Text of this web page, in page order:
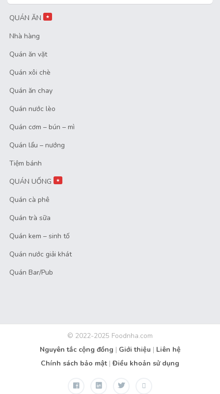
QUÁN ĂN ★
Nhà hàng
Quán ăn vặt
Quán xôi chè
Quán ăn chay
Quán nước lèo
Quán cơm – bún – mì
Quán lẩu – nướng
Tiệm bánh
QUÁN UỐNG
★
Quán cà phê
Quán trà sữa
Quán kem – sinh tố
Quán nước giải khát
Quán Bar/Pub
© 2022-2025 Foodnha.com
Nguyên tắc cộng đồng | Giới thiệu | Liên hệ
Chính sách bảo mật | Điều khoản sử dụng